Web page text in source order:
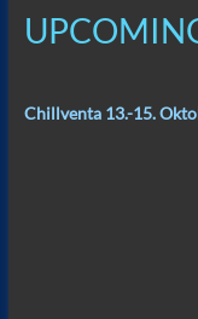
Chillventa 13.-15.